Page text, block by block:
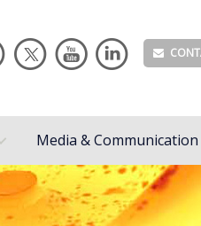
Media & Communication